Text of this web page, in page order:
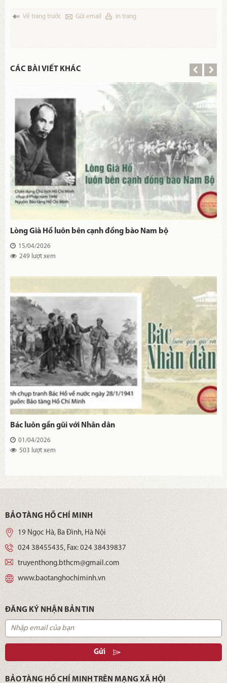
Về trang trước Gửi email in trang
CÁC BÀI VIẾT KHÁC
Lòng Già Hồ luôn bên cạnh đồng bào Nam bộ
15/04/2026
249 lượt xem
Bác luôn gần gũi với Nhân dân
01/04/2026
503 lượt xem
BẢO TÀNG HỒ CHÍ MINH
19 Ngọc Hà, Ba Đình, Hà Nội
024 38455435, Fax: 024 38439837
truyenthong.bthcm@gmail.com
www.baotanghochiminh.vn
ĐĂNG KÝ NHẬN BẢN TIN
Gửi
BẢO TÀNG HỒ CHÍ MINH TRÊN MẠNG XÃ HỘI